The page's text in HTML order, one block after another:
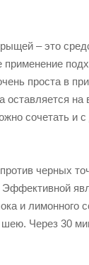
– это
проста в
сочетать и
черных
и лимонного
Через 30